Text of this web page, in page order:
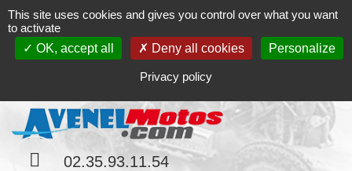
Contact Le magasin Mon compte
02.35.93.11.54
This site uses cookies and gives you control over what you want
to activate
OK, accept all
Deny all cookies Personalize
Privacy policy